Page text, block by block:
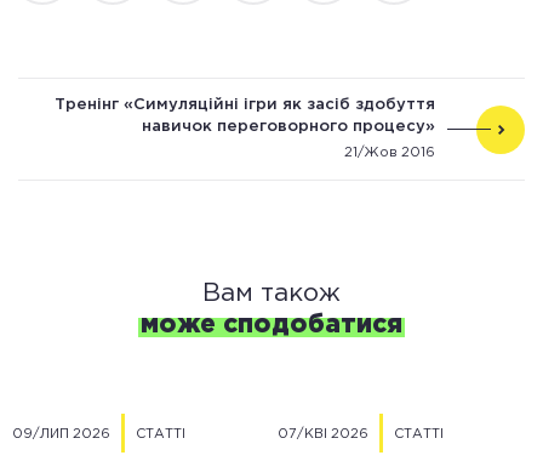
Тренінг «Симуляційні ігри як засіб здобуття
навичок переговорного процесу»
21/Жов 2016
Вам також
може сподобатися
09/ЛИП 2026 СТАТТІ 07/КВІ 2026 СТАТТІ